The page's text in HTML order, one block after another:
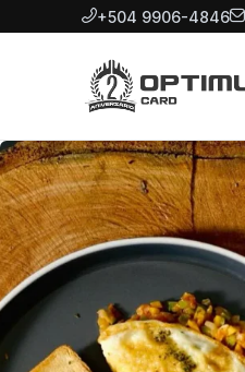
+504 9906-4846